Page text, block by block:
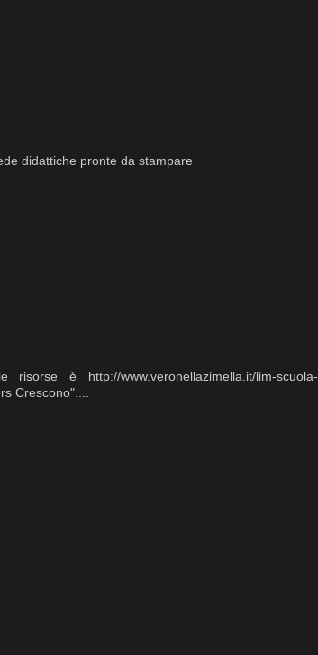
didattiche pronte da stampare
è http://www.veronellazimella.it/lim-scuola-
Crescono"....